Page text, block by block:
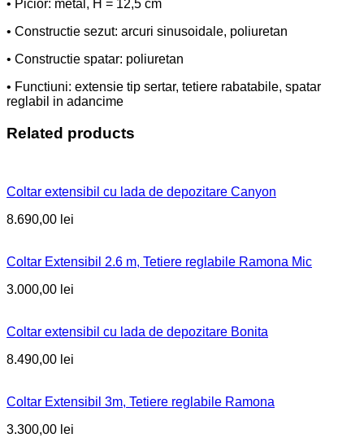
• Picior: metal, H = 12,5 cm
• Constructie sezut: arcuri sinusoidale, poliuretan
• Constructie spatar: poliuretan
• Functiuni: extensie tip sertar, tetiere rabatabile, spatar
reglabil in adancime
Related products
Coltar extensibil cu lada de depozitare Canyon
8.690,00 lei
Coltar Extensibil 2.6 m, Tetiere reglabile Ramona Mic
3.000,00 lei
Coltar extensibil cu lada de depozitare Bonita
8.490,00 lei
Coltar Extensibil 3m, Tetiere reglabile Ramona
3.300,00 lei